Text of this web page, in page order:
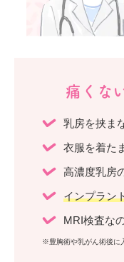
痛くな
乳房を挟ま
衣服を着た
高濃度乳房
インプラン
MRI検査な
※豊胸術や乳がん術後に